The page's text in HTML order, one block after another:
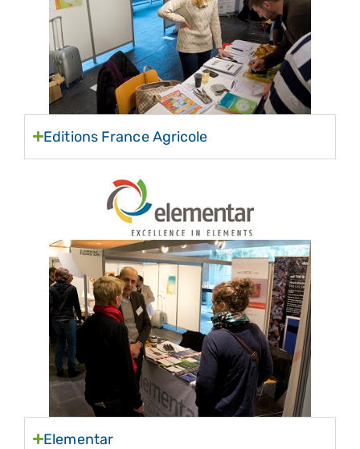
Editions France Agricole
Elementar